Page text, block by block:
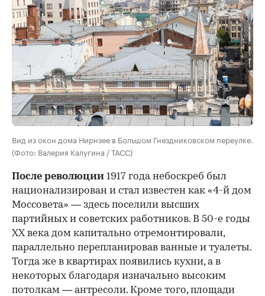
Вид из окон дома Нирнзее в Большом Гнездниковском переулке.
(Фото: Валерия Калугина / ТАСС)
После революции 1917 года небоскреб был
национализирован и стал известен как «4-й дом
Моссовета» — здесь поселили высших
партийных и советских работников. В 50-е годы
ХХ века дом капитально отремонтировали,
параллельно перепланировав ванные и туалеты.
Тогда же в квартирах появились кухни, а в
некоторых благодаря изначально высоким
потолкам — антресоли. Кроме того, площади